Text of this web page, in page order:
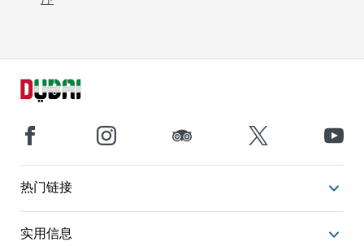
热门链接
实用信息